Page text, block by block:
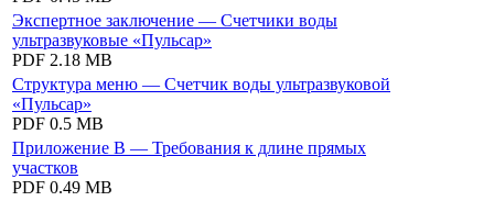
Экспертное заключение — Счетчики воды
ультразвуковые «Пульсар»
PDF 2.18 MB
Структура меню — Счетчик воды ультразвуковой
«Пульсар»
PDF 0.5 MB
Приложение В — Требования к длине прямых
участков
PDF 0.49 MB